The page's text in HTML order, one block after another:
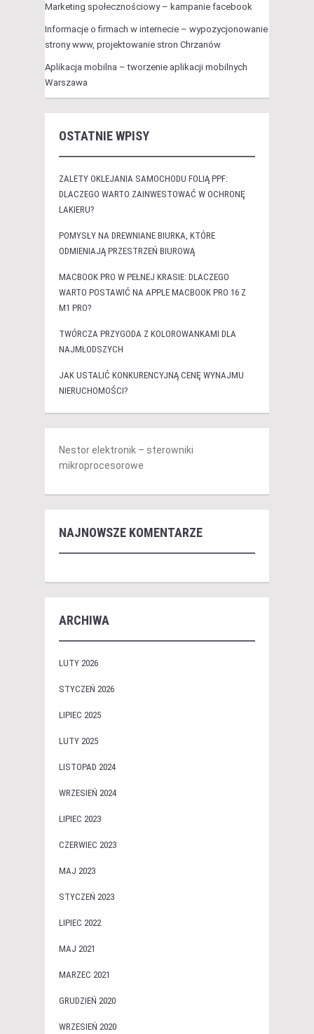
Marketing społecznościowy – kampanie facebook
Informacje o firmach w internecie – wypozycjonowanie
strony www, projektowanie stron Chrzanów
Aplikacja mobilna – tworzenie aplikacji mobilnych
Warszawa
OSTATNIE WPISY
ZALETY OKLEJANIA SAMOCHODU FOLIĄ PPF:
DLACZEGO WARTO ZAINWESTOWAĆ W OCHRONĘ
LAKIERU?
POMYSŁY NA DREWNIANE BIURKA, KTÓRE
ODMIENIAJĄ PRZESTRZEŃ BIUROWĄ
MACBOOK PRO W PEŁNEJ KRASIE: DLACZEGO
WARTO POSTAWIĆ NA APPLE MACBOOK PRO 16 Z
M1 PRO?
TWÓRCZA PRZYGODA Z KOLOROWANKAMI DLA
NAJMŁODSZYCH
JAK USTALIĆ KONKURENCYJNĄ CENĘ WYNAJMU
NIERUCHOMOŚCI?
Nestor elektronik – sterowniki
mikroprocesorowe
NAJNOWSZE KOMENTARZE
ARCHIWA
LUTY 2026
STYCZEŃ 2026
LIPIEC 2025
LUTY 2025
LISTOPAD 2024
WRZESIEŃ 2024
LIPIEC 2023
CZERWIEC 2023
MAJ 2023
STYCZEŃ 2023
LIPIEC 2022
MAJ 2021
MARZEC 2021
GRUDZIEŃ 2020
WRZESIEŃ 2020